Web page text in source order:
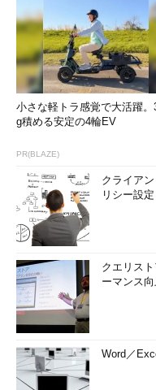
小さな軽トラ感覚で大活躍。
g積める安定の4輪EV
PR(BLAZE)
クライア
リシー設定
クエリス
ーマンス
Word／